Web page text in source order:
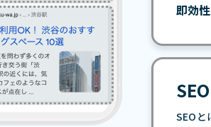
即効性
SEO
SEO